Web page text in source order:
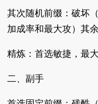
其次随机前缀：破坏
加成率和最大攻）其
精炼：首选敏捷，最
二、副手